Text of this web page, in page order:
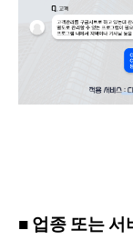
■ 업종 또는 서